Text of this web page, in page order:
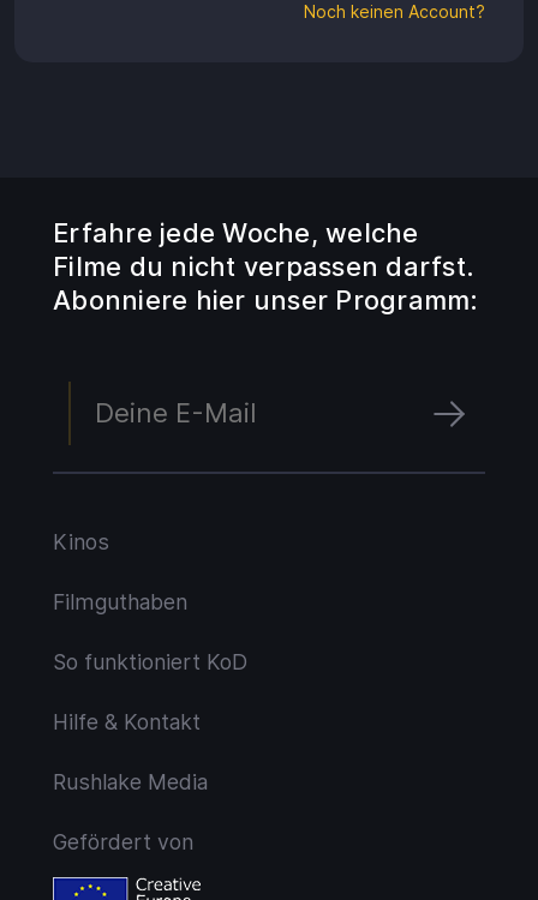
Noch keinen Account?
Erfahre jede Woche, welche
Filme du nicht verpassen darfst.
Abonniere hier unser Programm:
Kinos
Filmguthaben
So funktioniert KoD
Hilfe & Kontakt
Rushlake Media
Gefördert von